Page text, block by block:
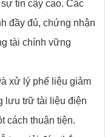
tin cậy cao. Các
đầy đủ, chứng nhận
tài chính vững
xử lý phế liệu giảm
lưu trữ tài liệu điện
cách thuận tiện.